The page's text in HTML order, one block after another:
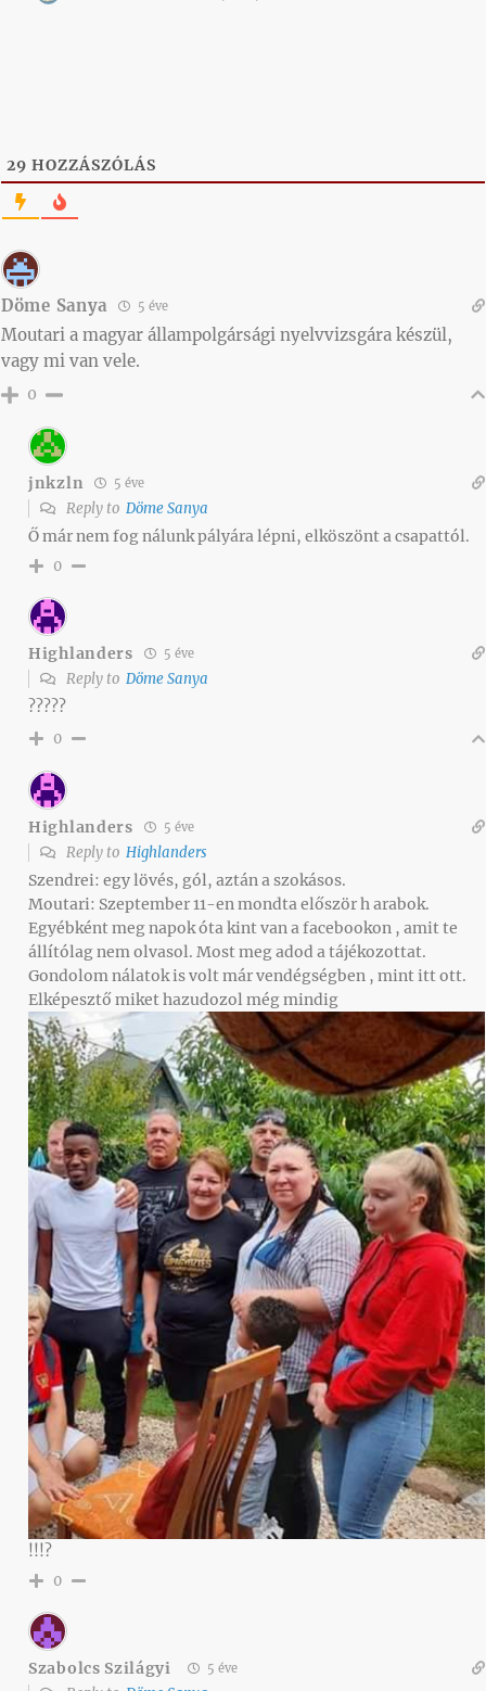
29 HOZZÁSZÓLÁS
Döme Sanya 5 éve
Moutari a magyar állampolgársági nyelvvizsgára készül,
vagy mi van vele.
0
jnkzln 5 éve
Reply to Döme Sanya
Ő már nem fog nálunk pályára lépni, elköszönt a csapattól.
0
Highlanders 5 éve
Reply to Döme Sanya
?????
0
Highlanders 5 éve
Reply to Highlanders
Szendrei: egy lövés, gól, aztán a szokásos.
Moutari: Szeptember 11-en mondta először h arabok.
Egyébként meg napok óta kint van a facebookon , amit te
állítólag nem olvasol. Most meg adod a tájékozottat.
Gondolom nálatok is volt már vendégségben , mint itt ott.
Elképesztő miket hazudozol még mindig
!!!?
0
Szabolcs Szilágyi 5 éve